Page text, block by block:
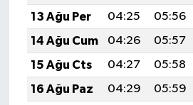
13 Ağu Per
04:25 05:56
14 Ağu Cum
04:26 05:57
15 Ağu Cts
04:27 05:58
16 Ağu Paz
04:29 05:59